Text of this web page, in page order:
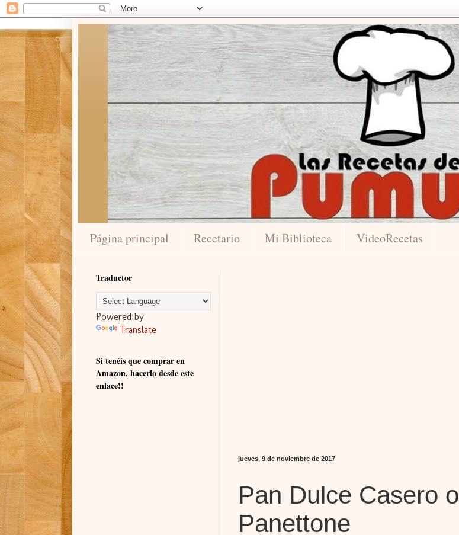
Página principal Recetario Mi Biblioteca VideoRecetas
jueves, 9 de noviembre de 2017
Pan Dulce Casero o
Panettone
Traductor
Powered by
Translate
Si tenéis que comprar en
Amazon, hacerlo desde este
enlace!!